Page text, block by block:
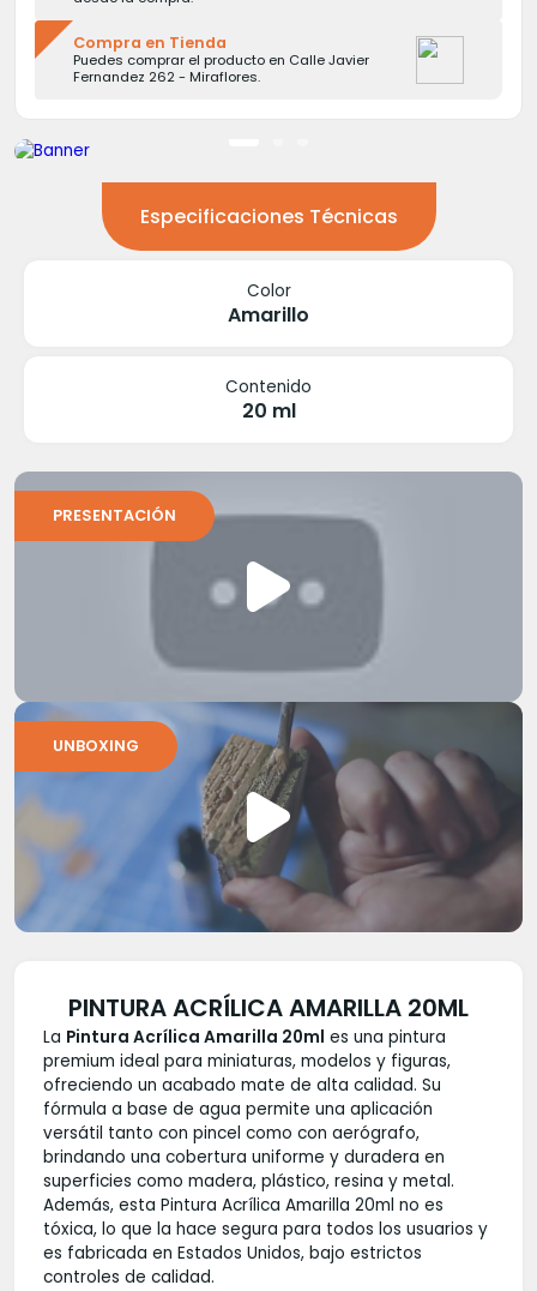
Compra en Tienda
Puedes comprar el producto en Calle Javier
Fernandez 262 - Miraflores.
Especificaciones Técnicas
Color
Amarillo
Contenido
20 ml
PRESENTACIÓN
UNBOXING
PINTURA ACRÍLICA AMARILLA 20ML
La Pintura Acrílica Amarilla 20ml es una pintura
premium ideal para miniaturas, modelos y figuras,
ofreciendo un acabado mate de alta calidad. Su
fórmula a base de agua permite una aplicación
versátil tanto con pincel como con aerógrafo,
brindando una cobertura uniforme y duradera en
superficies como madera, plástico, resina y metal.
Además, esta Pintura Acrílica Amarilla 20ml no es
tóxica, lo que la hace segura para todos los usuarios y
es fabricada en Estados Unidos, bajo estrictos
controles de calidad.